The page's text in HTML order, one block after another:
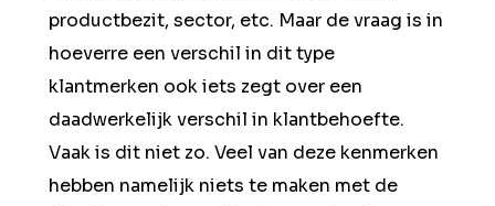
productbezit, sector, etc. Maar de vraag is in
hoeverre een verschil in dit type
klantmerken ook iets zegt over een
daadwerkelijk verschil in klantbehoefte.
Vaak is dit niet zo. Veel van deze kenmerken
hebben namelijk niets te maken met de